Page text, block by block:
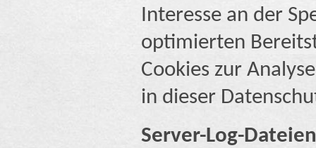
Interesse an der
optimierten
Cookies zur
in dieser
Server-Log-Dateien